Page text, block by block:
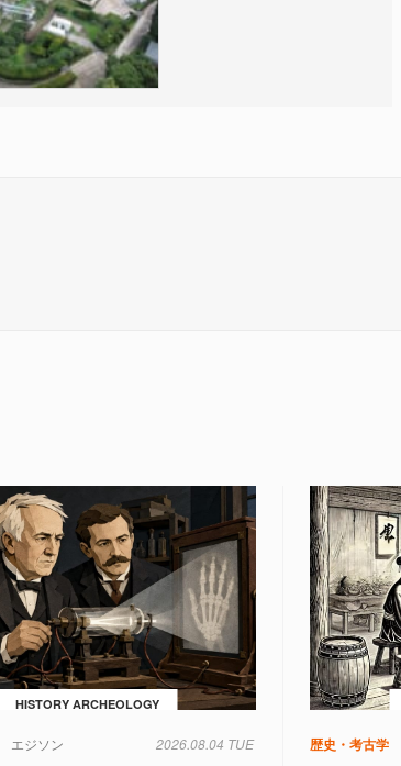
HISTORY ARCHEOLOGY
エジソン 2026.08.04 TUE 歴史・考古学